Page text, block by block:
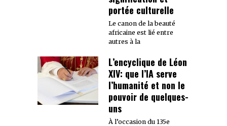
portée culturelle
Le canon de la beauté
africaine est lié entre
autres à la
L’encyclique de Léon
XIV: que l’IA serve
l’humanité et non le
pouvoir de quelques-
uns
À l’occasion du 135e